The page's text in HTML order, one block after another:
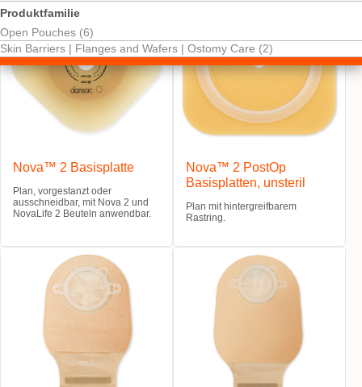
Produktfamilie
Open Pouches (6)
Skin Barriers | Flanges and Wafers | Ostomy Care (2)
Nova™ 2 Basisplatte
Plan, vorgestanzt oder
ausschneidbar, mit Nova 2 und
NovaLife 2 Beuteln anwendbar.
Nova™ 2 PostOp
Basisplatten, unsteril
Plan mit hintergreifbarem
Rastring.